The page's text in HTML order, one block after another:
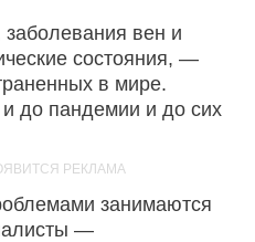
вен и
состояния, —
в мире.
до пандемии и до сих
занимаются
—